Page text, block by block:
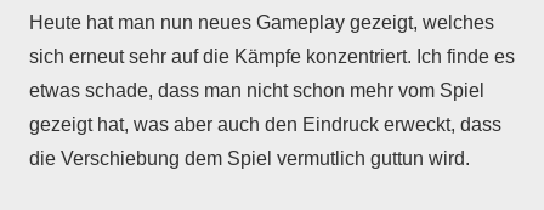
Heute hat man nun neues Gameplay gezeigt, welches
sich erneut sehr auf die Kämpfe konzentriert. Ich finde es
etwas schade, dass man nicht schon mehr vom Spiel
gezeigt hat, was aber auch den Eindruck erweckt, dass
die Verschiebung dem Spiel vermutlich guttun wird.